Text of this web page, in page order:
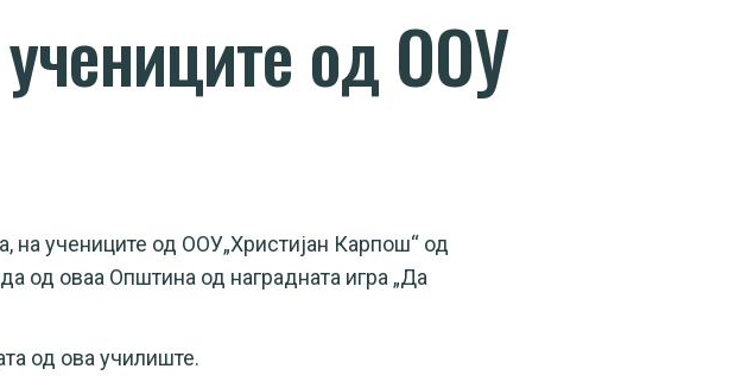
од ООУ
учениците од ООУ„Христијан Карпош“ од
од оваа Општина од наградната игра „Да
од ова училиште.